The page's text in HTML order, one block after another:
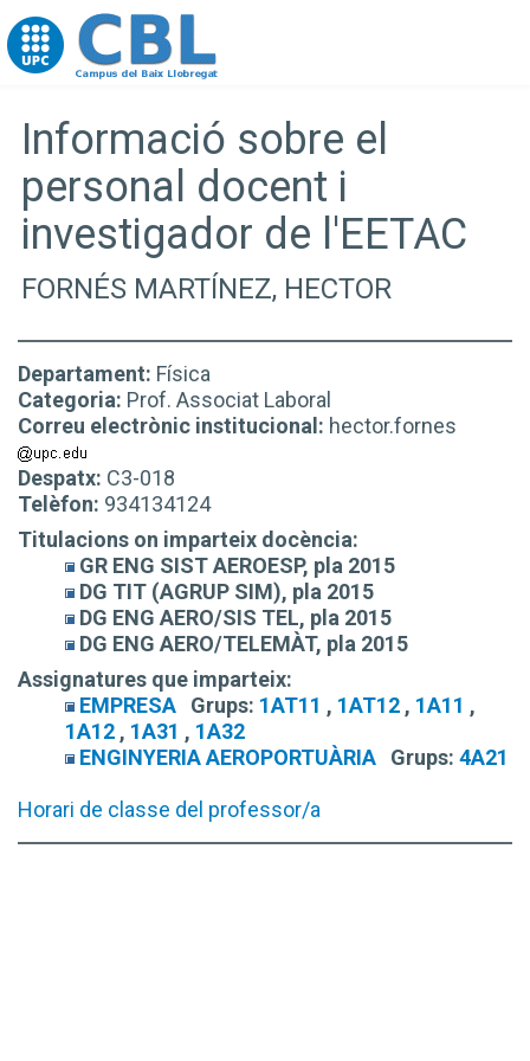
Go to upc.edu
Informació sobre el
personal docent i
investigador de l'EETAC
FORNÉS MARTÍNEZ, HECTOR
Departament: Física
Categoria: Prof. Associat Laboral
Correu electrònic institucional: hector.fornes
Despatx: C3-018
Telèfon: 934134124
Titulacions on imparteix docència:
GR ENG SIST AEROESP, pla 2015
DG TIT (AGRUP SIM), pla 2015
DG ENG AERO/SIS TEL, pla 2015
DG ENG AERO/TELEMÀT, pla 2015
Assignatures que imparteix:
EMPRESA
Grups: 1AT11 , 1AT12 , 1A11 ,
1A12 , 1A31 , 1A32
ENGINYERIA AEROPORTUÀRIA
Grups: 4A21
Horari de classe del professor/a